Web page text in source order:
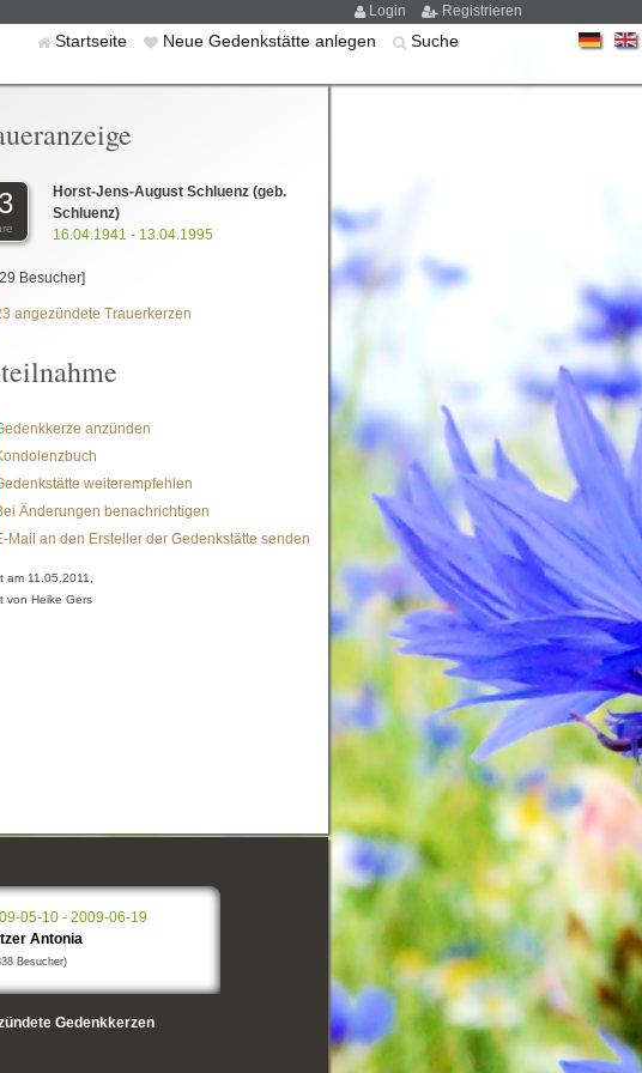
Login Registrieren
Startseite Neue Gedenkstätte anlegen Suche
Horst-Jens-August Schluenz (geb.
Schluenz)
16.04.1941 - 13.04.1995
Besucher]
angezündete Trauerkerzen
anzünden
weiterempfehlen
Änderungen benachrichtigen
Mail an den Ersteller der Gedenkstätte senden
am 11.05.2011,
von Heike Gers
05-10 - 2009-06-19
Antonia
Besucher)
Gedenkkerzen